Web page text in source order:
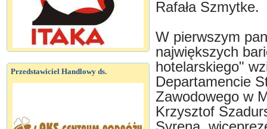
Przedstawiciel Handlowy ds.
Rafała Szmytke.
W pierwszym
największych
hotelarskiego"
Departamencie
Zawodowego w
Krzysztof